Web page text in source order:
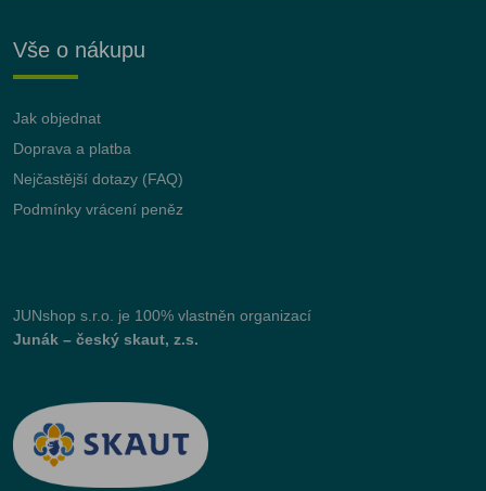
Vše o nákupu
Jak objednat
Doprava a platba
Nejčastější dotazy (FAQ)
Podmínky vrácení peněz
JUNshop s.r.o.
je 100% vlastněn organizací
Junák – český skaut, z.s.